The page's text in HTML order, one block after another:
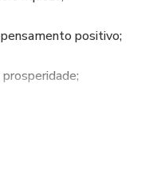
positivo;
limitantes;